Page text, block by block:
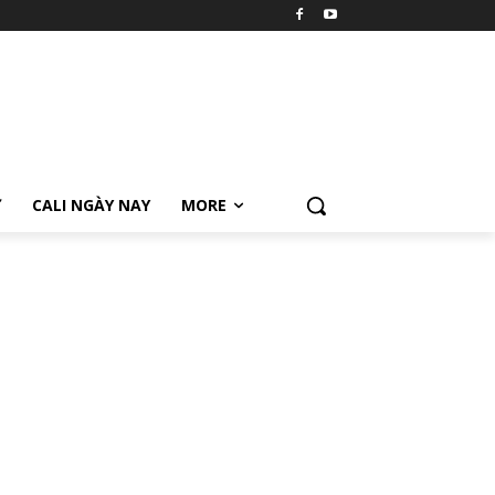
CALI NGÀY NAY MORE